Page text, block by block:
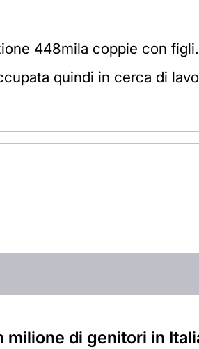
448mila coppie con
quindi in cerca di
milione di genitori in